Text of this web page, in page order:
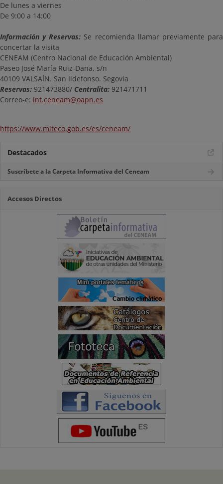
De lunes a viernes
De 9:00 a 14:00
Información y Reservas: Se recomienda llamar previamente para
concertar la visita
CENEAM (Centro Nacional de Educación Ambiental)
Paseo José María Ruiz-Dana, s/n
40109 VALSAÍN. San Ildefonso. Segovia
Reservas: 921473880/ Centralita: 921471711
Correo-e: int.ceneam@oapn.es
https://www.miteco.gob.es/es/ceneam/
Destacados
Suscríbete a la Carpeta Informativa del Ceneam
Accesos Directos